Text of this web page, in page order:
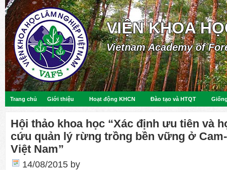
VIỆN KHOA
Vietnam Academy of
Trang chủ Giới thiệu Hoạt động KHCN Đào tạo và HTQT
Hội thảo khoa học “Xác định ưu tiên và
cứu quản lý rừng trồng bền vững ở
Việt Nam”
14/08/2015 by